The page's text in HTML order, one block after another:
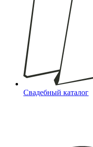
Свадебный каталог